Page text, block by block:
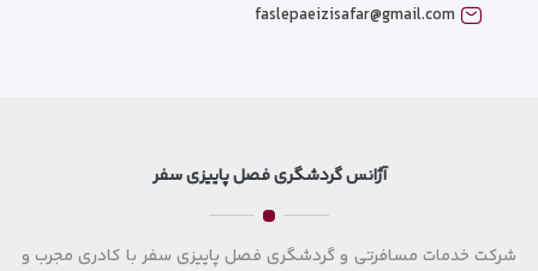
faslepaeizisafar@gmail.com
آژانس گردشگری فصل پاییزی سفر
شرکت خدمات مسافرتی و گردشگری فصل پاییزی سفر با کادری مجرب و